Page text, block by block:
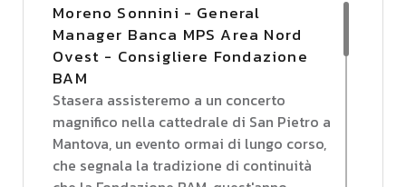
Moreno Sonnini - General
Manager Banca MPS Area Nord
Ovest - Consigliere Fondazione
BAM
Stasera assisteremo a un concerto
magnifico nella cattedrale di San Pietro a
Mantova, un evento ormai di lungo corso,
che segnala la tradizione di continuità